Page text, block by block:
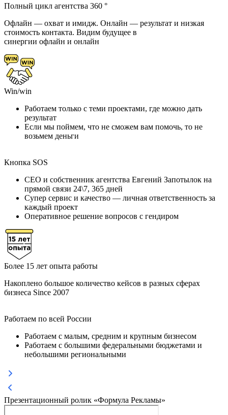
Полный цикл агентства 360 °
Офлайн — охват и имидж. Онлайн — результат и низкая
стоимость контакта. Видим будущее в
синергии офлайн и онлайн
Win/win
Работаем только с теми проектами, где можно дать
результат
Если мы поймем, что не сможем вам помочь, то не
возьмем деньги
Кнопка SOS
CEO и собственник агентства Евгений Запотылок на
прямой связи 24\7, 365 дней
Супер сервис и качество — личная ответственность за
каждый проект
Оперативное решение вопросов с гендиром
Более 15 лет опыта работы
Накоплено большое количество кейсов в разных сферах
бизнеса Since 2007
Работаем по всей России
Работаем с малым, средним и крупным бизнесом
Работаем с большими федеральными бюджетами и
небольшими региональными
Презентационный ролик «Формула Рекламы»